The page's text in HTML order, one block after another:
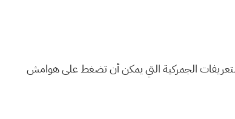
التعريفات الجمركية التي يمكن أن تضغط على هوامش